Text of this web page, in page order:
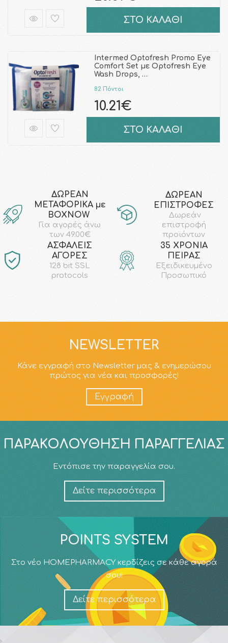
ΣΤΟ ΚΑΛΑΘΙ
Intermed Optofresh Promo Eye
Comfort Set με Optofresh Eye
Wash Drops, …
82 Πόντοι
10.21€
ΣΤΟ ΚΑΛΑΘΙ
ΔΩΡΕΑΝ
ΜΕΤΑΦΟΡΙΚΑ με
ΒΟΧΝΟW
Για αγορές άνω
των 49.00€
ΔΩΡΕΑΝ
ΕΠΙΣΤΡΟΦΕΣ
Δωρεάν
επιστροφή
προϊόντων
AΣΦΑΛΕΙΣ
ΑΓΟΡΕΣ
128 bit SSL
protocols
35 ΧΡΟΝΙΑ
ΠΕΙΡΑΣ
Εξειδικευμένο
Προσωπικό
NEWSLETTER
Κάνε εγγραφή στο Newsletter μας & ενημερώσου
πρώτος για νέα και προσφορές!
Εγγραφή
ΠΑΡΑΚΟΛΟΎΘΗΣΗ ΠΑΡΑΓΓΕΛΊΑΣ
Εντόπισε την παραγγελία σου.
Δείτε περισσότερα
POINTS SYSTEM
Στο νέο HOMEPHARMACY κερδίζεις σε κάθε αγορά
σου!
Δείτε περισσότερα